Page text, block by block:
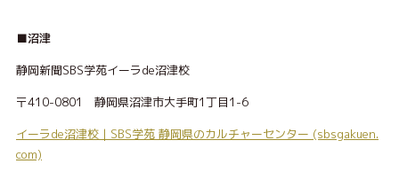
■沼津
静岡新聞SBS学苑イーラde沼津校
〒410-0801 静岡県沼津市大手町1丁目1-6
イーラde沼津校｜SBS学苑 静岡県のカルチャーセンター (sbsgakuen.
com)